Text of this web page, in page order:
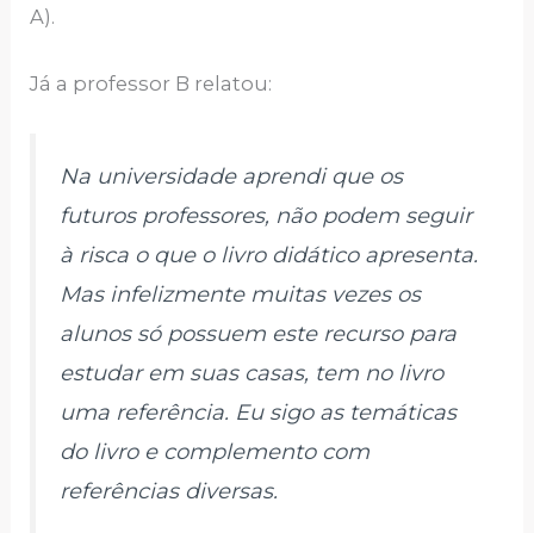
A).
Já a professor B relatou:
Na universidade aprendi que os
futuros professores, não podem seguir
à risca o que o livro didático apresenta.
Mas infelizmente muitas vezes os
alunos só possuem este recurso para
estudar em suas casas, tem no livro
uma referência. Eu sigo as temáticas
do livro e complemento com
referências diversas.